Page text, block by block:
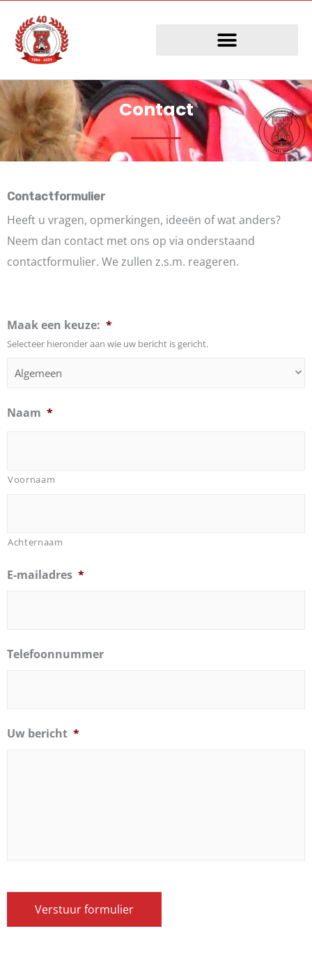
naar
Contact
Contactformulier
Heeft u vragen, opmerkingen, ideeën of wat anders?
Neem dan contact met ons op via onderstaand
contactformulier. We zullen z.s.m. reageren.
Maak een keuze: *
Selecteer hieronder aan wie uw bericht is gericht.
Naam *
Voornaam
Achternaam
E-mailadres *
Telefoonnummer
Uw bericht *
Verstuur formulier